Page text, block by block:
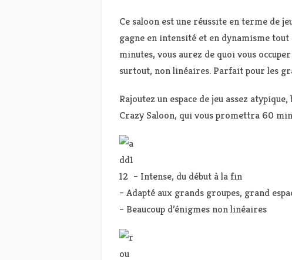
Ce saloon est une réussite en terme de
gagne en intensité et en dynamisme
minutes, vous aurez de quoi vous
surtout, non linéaires. Parfait pour les
Rajoutez un espace de jeu assez
Crazy Saloon, qui vous promettra 60
– Intense, du début à la fin
– Adapté aux grands groupes, grand
– Beaucoup d’énigmes non linéaires